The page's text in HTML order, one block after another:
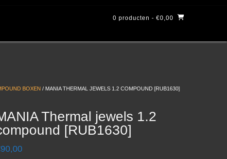
0 producten - €0,00
BOXEN / MANIA THERMAL JEWELS 1.2 COMPOUND [RUB1630]
Thermal jewels 1.2
[RUB1630]
90,00